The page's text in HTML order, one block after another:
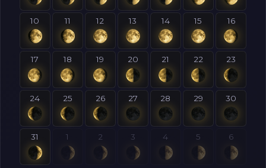
10 11 12 13 14 15 16
17 18 19 20 21 22 23
24 25 26 27 28 29 30
31 1 2 3 4 5 6